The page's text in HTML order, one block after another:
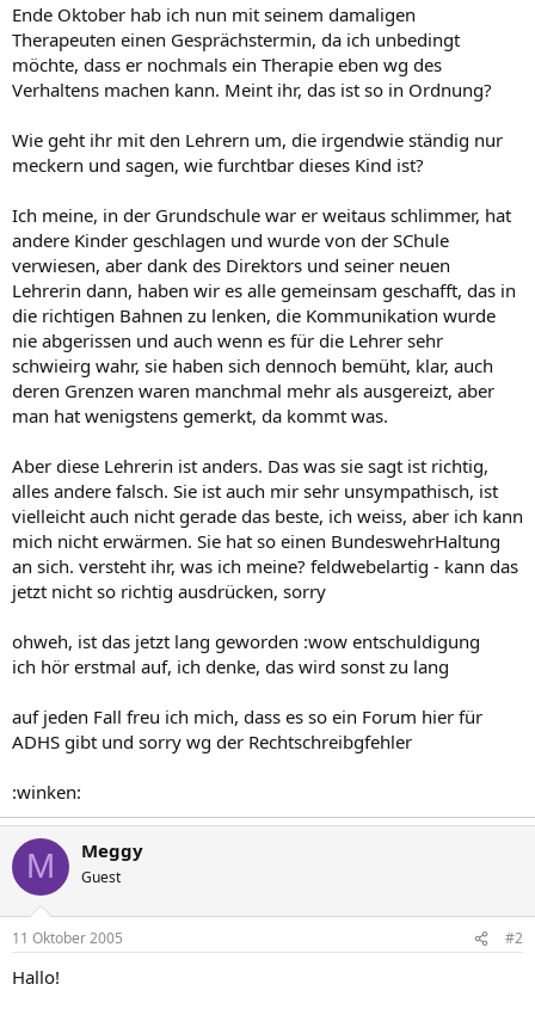
Ende Oktober hab ich nun mit seinem damaligen
Therapeuten einen Gesprächstermin, da ich unbedingt
möchte, dass er nochmals ein Therapie eben wg des
Verhaltens machen kann. Meint ihr, das ist so in Ordnung?
Wie geht ihr mit den Lehrern um, die irgendwie ständig nur
meckern und sagen, wie furchtbar dieses Kind ist?
Ich meine, in der Grundschule war er weitaus schlimmer, hat
andere Kinder geschlagen und wurde von der SChule
verwiesen, aber dank des Direktors und seiner neuen
Lehrerin dann, haben wir es alle gemeinsam geschafft, das in
die richtigen Bahnen zu lenken, die Kommunikation wurde
nie abgerissen und auch wenn es für die Lehrer sehr
schwieirg wahr, sie haben sich dennoch bemüht, klar, auch
deren Grenzen waren manchmal mehr als ausgereizt, aber
man hat wenigstens gemerkt, da kommt was.
Aber diese Lehrerin ist anders. Das was sie sagt ist richtig,
alles andere falsch. Sie ist auch mir sehr unsympathisch, ist
vielleicht auch nicht gerade das beste, ich weiss, aber ich kann
mich nicht erwärmen. Sie hat so einen BundeswehrHaltung
an sich. versteht ihr, was ich meine? feldwebelartig - kann das
jetzt nicht so richtig ausdrücken, sorry
ohweh, ist das jetzt lang geworden :wow entschuldigung
ich hör erstmal auf, ich denke, das wird sonst zu lang
auf jeden Fall freu ich mich, dass es so ein Forum hier für
ADHS gibt und sorry wg der Rechtschreibgfehler
:winken:
M Meggy
Guest
11 Oktober 2005 #2
Hallo!